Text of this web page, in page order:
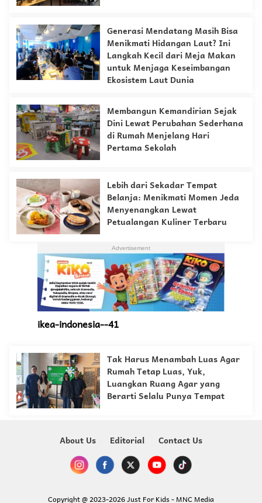
Generasi Mendatang Masih Bisa
Menikmati Hidangan Laut? Ini
Langkah Kecil dari Meja Makan
untuk Menjaga Keseimbangan
Ekosistem Laut Dunia
Membangun Kemandirian Sejak
Dini Lewat Perubahan Sederhana
di Rumah Menjelang Hari
Pertama Sekolah
Lebih dari Sekadar Tempat
Belanja: Menikmati Momen Jeda
Menyenangkan Lewat
Petualangan Kuliner Terbaru
ikea-indonesia--41
Tak Harus Menambah Luas Agar
Rumah Tetap Luas, Yuk,
Luangkan Ruang Agar yang
Berarti Selalu Punya Tempat
About Us Editorial Contact Us
Copyright @ 2023-2026 Just For Kids - MNC Media